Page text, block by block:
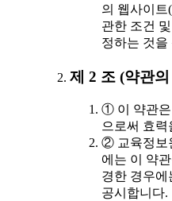
의 웹사이트
관한 조건
정하는 것을
제 2 조 (약관
① 이 약관은
으로써 효력
② 교육정보
에는 이 약
경한 경우
공시합니다.